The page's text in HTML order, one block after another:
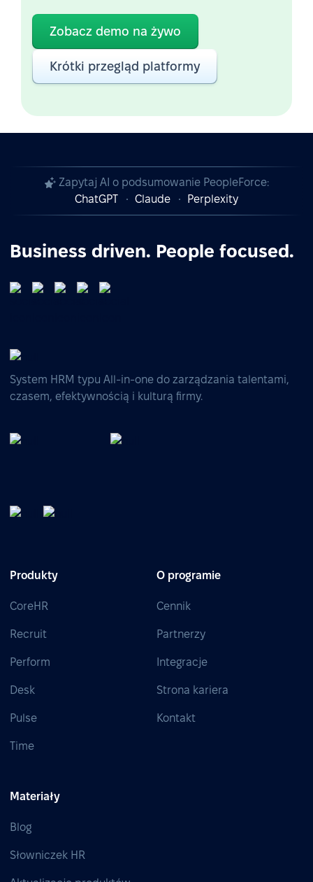
Zobacz demo na żywo
Krótki przegląd platformy
Zapytaj AI o podsumowanie PeopleForce:
ChatGPT
Claude Perplexity
Business driven. People focused.
System HRM typu All-in-one do zarządzania talentami,
czasem, efektywnością i kulturą firmy.
Produkty
CoreHR
Recruit
Perform
Desk
Pulse
Time
O programie
Cennik
Partnerzy
Integracje
Strona kariera
Kontakt
Materiały
Blog
Słowniczek HR